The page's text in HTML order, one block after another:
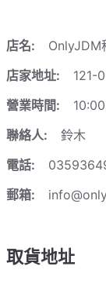
店名:
OnlyJDM
店家地址:
121-
營業時間:
聯絡人:
鈴木
電話:
郵箱:
取貨地址